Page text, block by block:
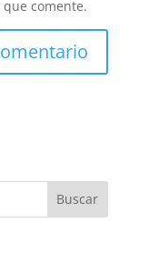
comente.
Buscar